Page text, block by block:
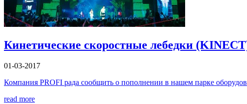
Кинетические скоростные лебедки
01-03-2017
Компания PROFI рада сообщить о пополнении в нашем парке
read more